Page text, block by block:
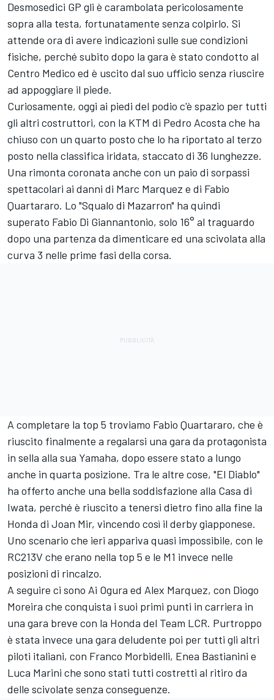
Desmosedici GP gli è carambolata pericolosamente
sopra alla testa, fortunatamente senza colpirlo. Si
attende ora di avere indicazioni sulle sue condizioni
fisiche, perché subito dopo la gara è stato condotto al
Centro Medico ed è uscito dal suo ufficio senza riuscire
ad appoggiare il piede.
Curiosamente, oggi ai piedi del podio c'è spazio per tutti
gli altri costruttori, con la KTM di Pedro Acosta che ha
chiuso con un quarto posto che lo ha riportato al terzo
posto nella classifica iridata, staccato di 36 lunghezze.
Una rimonta coronata anche con un paio di sorpassi
spettacolari ai danni di Marc Marquez e di Fabio
Quartararo. Lo "Squalo di Mazarron" ha quindi
superato Fabio Di Giannantonio, solo 16° al traguardo
dopo una partenza da dimenticare ed una scivolata alla
curva 3 nelle prime fasi della corsa.
A completare la top 5 troviamo Fabio Quartararo, che è
riuscito finalmente a regalarsi una gara da protagonista
in sella alla sua Yamaha, dopo essere stato a lungo
anche in quarta posizione. Tra le altre cose, "El Diablo"
ha offerto anche una bella soddisfazione alla Casa di
Iwata, perché è riuscito a tenersi dietro fino alla fine la
Honda di Joan Mir, vincendo così il derby giapponese.
Uno scenario che ieri appariva quasi impossibile, con le
RC213V che erano nella top 5 e le M1 invece nelle
posizioni di rincalzo.
A seguire ci sono Ai Ogura ed Alex Marquez, con Diogo
Moreira che conquista i suoi primi punti in carriera in
una gara breve con la Honda del Team LCR. Purtroppo
è stata invece una gara deludente poi per tutti gli altri
piloti italiani, con Franco Morbidelli, Enea Bastianini e
Luca Marini che sono stati tutti costretti al ritiro da
delle scivolate senza conseguenze.